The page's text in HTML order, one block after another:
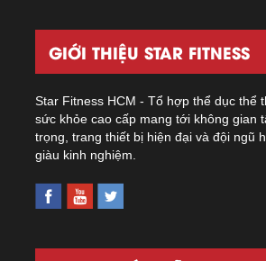
GIỚI THIỆU STAR FITNESS
Star Fitness HCM - Tổ hợp thể dục thể
sức khỏe cao cấp mang tới không gian
trọng, trang thiết bị hiện đại và đội ngũ
giàu kinh nghiệm.